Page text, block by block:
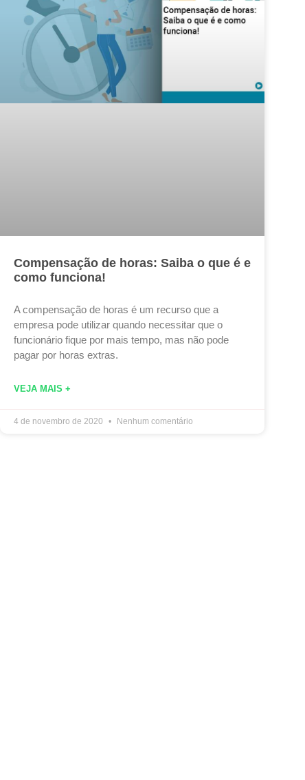
Compensação de horas: Saiba o que é e
como funciona!
A compensação de horas é um recurso que a
empresa pode utilizar quando necessitar que o
funcionário fique por mais tempo, mas não pode
pagar por horas extras.
VEJA MAIS +
4 de novembro de 2020 Nenhum comentário